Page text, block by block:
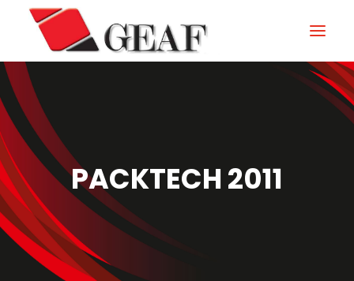
HOME
ENTERPRISE
KNOW-HOW
NOS SECTEURS
CONTACTEZ
NEWS ET ÉVÉNEMENTS
PACKTECH 2011